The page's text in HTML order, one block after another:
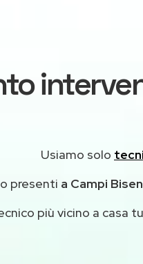
Usiamo solo
presenti a Campi
più vicino a casa